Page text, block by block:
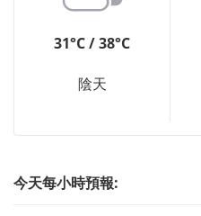
31°C / 38°C
陰天
今天每小時預報: